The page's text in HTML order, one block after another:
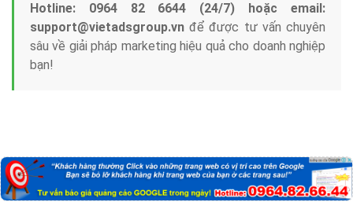
Hotline: 0964 82 6644 (24/7) hoặc email:
support@vietadsgroup.vn để được tư vấn chuyên
sâu về giải pháp marketing hiệu quả cho doanh nghiệp
bạn!